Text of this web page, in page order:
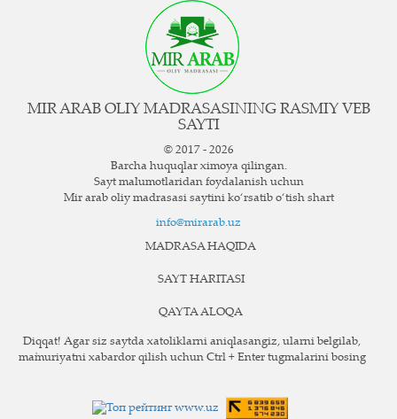
MIR ARAB OLIY MADRASASINING RASMIY VEB
SAYTI
© 2017 - 2026
Barcha huquqlar ximoya qilingan.
Sayt ma`lumotlaridan foydalanish uchun
Mir arab oliy madrasasi saytini ko‘rsatib o‘tish shart
info@mirarab.uz
MADRASA HAQIDA
SAYT HARITASI
QAYTA ALOQA
Diqqat! Agar siz saytda xatoliklarni aniqlasangiz, ularni belgilab,
ma`muriyatni xabardor qilish uchun Ctrl + Enter tugmalarini bosing